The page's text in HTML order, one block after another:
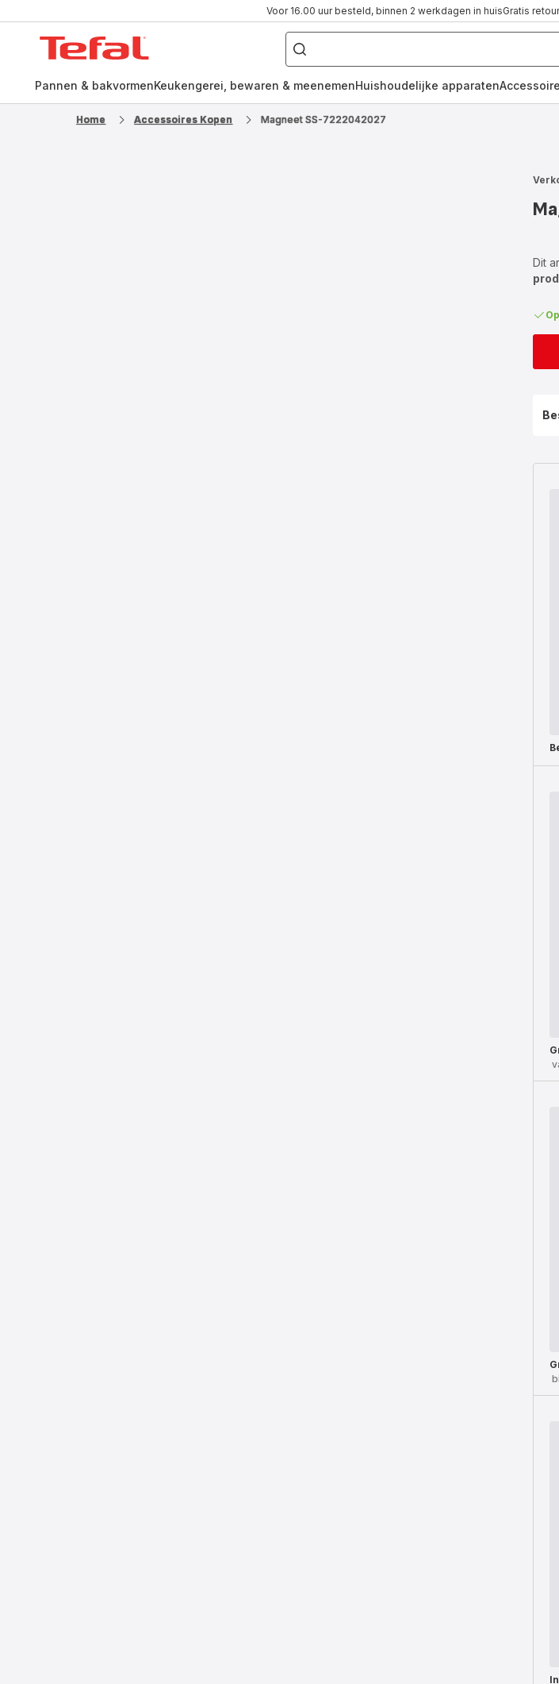
Voor 16.00 uur besteld, binnen 2 werkdagen in huisGratis
Waar
ben
naar
Pannen & bakvormenKeukengerei, bewaren & meenemenHuishoudelijke apparaten
Home Accessoires Kopen Magneet SS-7222042027
Dit